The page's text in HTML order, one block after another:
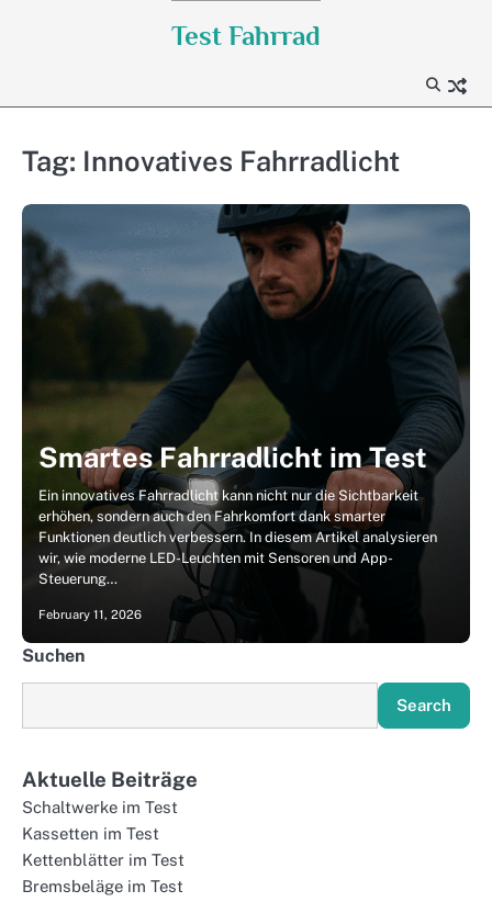
Test Fahrrad
Tag: Innovatives Fahrradlicht
Smartes Fahrradlicht im Test
Ein innovatives Fahrradlicht kann nicht nur die Sichtbarkeit
erhöhen, sondern auch den Fahrkomfort dank smarter
Funktionen deutlich verbessern. In diesem Artikel analysieren
wir, wie moderne LED-Leuchten mit Sensoren und App-
Steuerung…
February 11, 2026
Suchen
Search
Aktuelle Beiträge
Schaltwerke im Test
Kassetten im Test
Kettenblätter im Test
Bremsbeläge im Test